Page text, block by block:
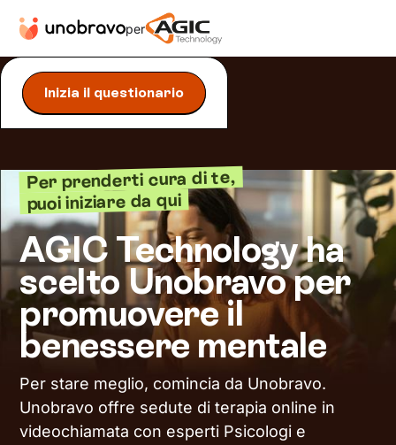
per
Inizia il questionario
Per prenderti cura di te,
puoi iniziare da qui
AGIC Technology ha
scelto Unobravo per
promuovere il
benessere mentale
Per stare meglio, comincia da Unobravo.
Unobravo offre sedute di terapia online in
videochiamata con esperti Psicologi e